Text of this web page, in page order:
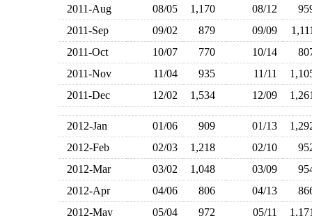
2011-Aug
08/05 1,170 08/12
2011-Sep
09/02 879 09/09
2011-Oct
10/07 770 10/14
2011-Nov
11/04 935 11/11
2011-Dec
12/02 1,534 12/09
2012-Jan 01/06 909 01/13
2012-Feb
02/03 1,218 02/10
2012-Mar
03/02 1,048 03/09
2012-Apr
04/06 806 04/13
2012-May
05/04 972 05/11